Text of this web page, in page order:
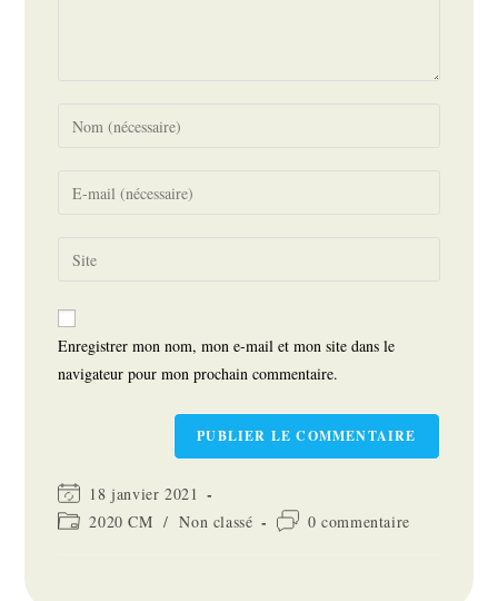
Enter
Enter
address
comment
Saisir
de
votre
(facultatif)
Enregistrer mon nom, mon e-mail et mon site dans le
navigateur pour mon prochain commentaire.
Dernière
modification
de
18 janvier 2021
Post 2020 CM / Non classé
Commentaires
0 commentaire